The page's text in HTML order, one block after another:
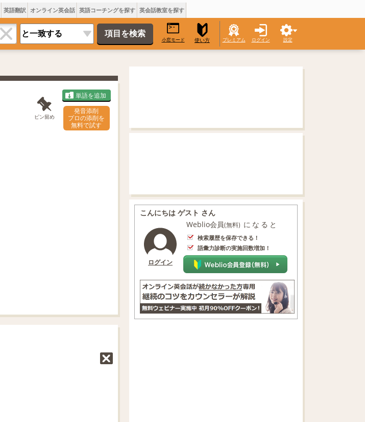
英語翻訳 オンライン英会話 英語コーチングを探す 英会話教室を探す
小窓モード 使い方 プレミアム ログイン 設定
ピン留め
単語を追加
発音添削
プロの添削を
無料で試す
こんにちは ゲスト さん
ログイン
Weblio会員(無料) になると
検索履歴を保存できる！
語彙力診断の実施回数増加！